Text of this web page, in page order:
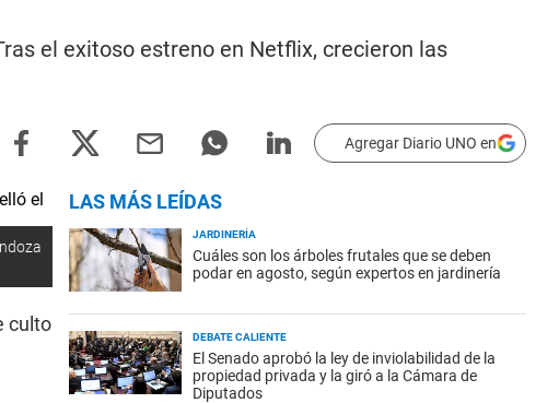
el exitoso estreno en Netflix, crecieron las
Agregar Diario UNO en
culto
LAS MÁS LEÍDAS
JARDINERÍA
Cuáles son los árboles frutales que se deben
podar en agosto, según expertos en jardinería
DEBATE CALIENTE
El Senado aprobó la ley de inviolabilidad de la
propiedad privada y la giró a la Cámara de
Diputados